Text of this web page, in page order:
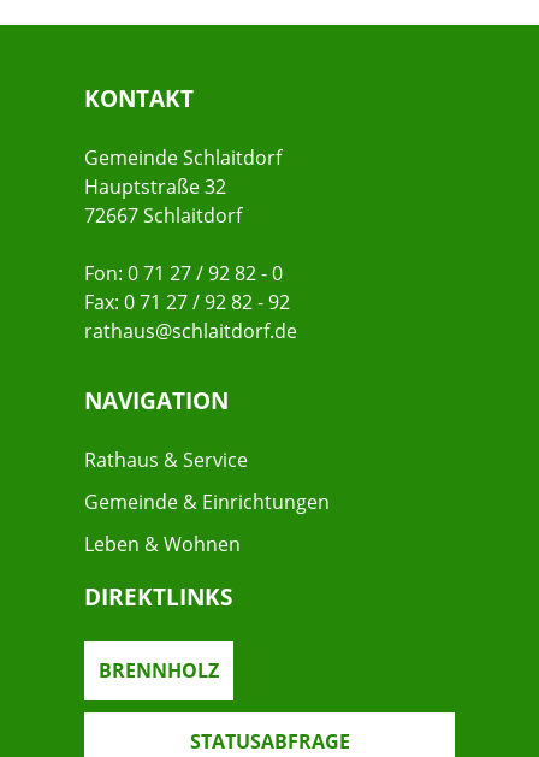
KONTAKT
Gemeinde Schlaitdorf
Hauptstraße 32
72667 Schlaitdorf
Fon: 0 71 27 / 92 82 - 0
Fax: 0 71 27 / 92 82 - 92
rathaus@schlaitdorf.de
NAVIGATION
Rathaus & Service
Gemeinde & Einrichtungen
Leben & Wohnen
DIREKTLINKS
BRENNHOLZ
STATUSABFRAGE